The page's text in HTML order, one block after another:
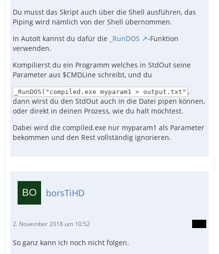
Du musst das Skript auch über die Shell ausführen, das
Piping wird nämlich von der Shell übernommen.
In AutoIt kannst du dafür die
_RunDOS
-Funktion
verwenden.
Kompilierst du ein Programm welches in StdOut seine
Parameter aus $CMDLine schreibt, und du
_RunDOS("compiled.exe myparam1 > output.txt" ,
dann wirst du den StdOut auch in die Datei pipen können,
oder direkt in deinen Prozess, wie du halt möchtest.
Dabei wird die compiled.exe nur myparam1 als Parameter
bekommen und den Rest vollständig ignorieren.
borsTiHD
2. November 2018 um 10:52
So ganz kann ich noch nicht folgen.